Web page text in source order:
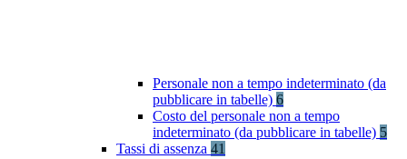
Personale non a tempo indeterminato (da
pubblicare in tabelle) 6
Costo del personale non a tempo
indeterminato (da pubblicare in tabelle) 5
Tassi di assenza 41